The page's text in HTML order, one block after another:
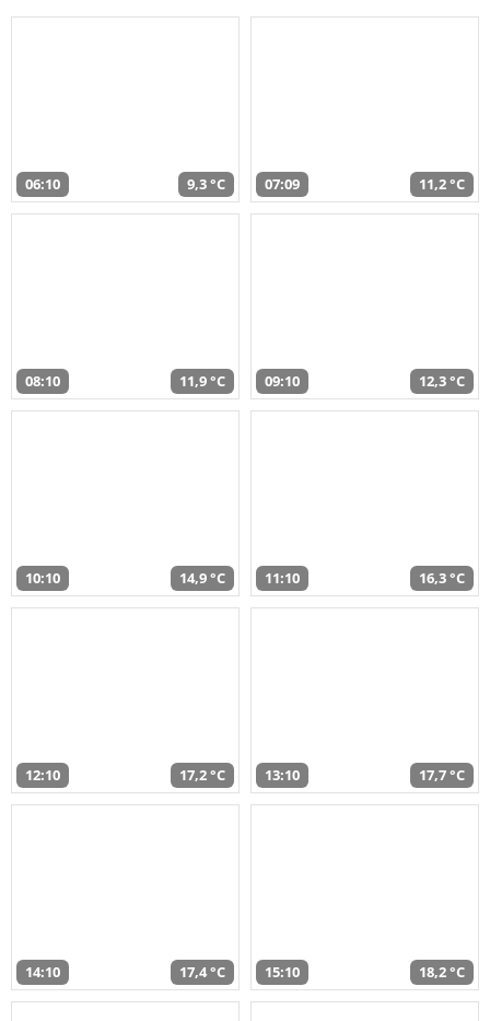
06:10 9,3 °C 07:09 11,2 °C
08:10 11,9 °C 09:10 12,3 °C
10:10 14,9 °C 11:10 16,3 °C
12:10 17,2 °C 13:10 17,7 °C
14:10 17,4 °C 15:10 18,2 °C